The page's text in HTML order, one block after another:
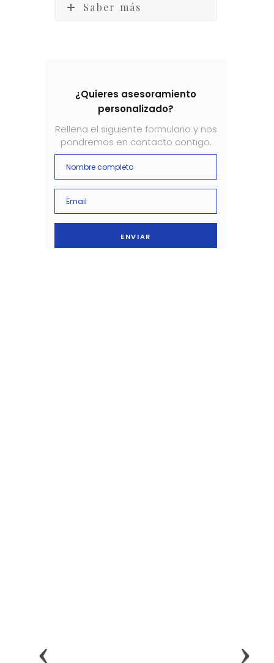
Saber más
¿Quieres asesoramiento
personalizado?
Rellena el siguiente formulario y nos
pondremos en contacto contigo.